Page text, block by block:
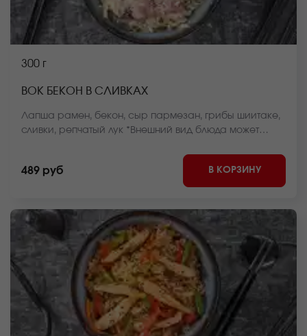
300 г
ВОК БЕКОН В СЛИВКАХ
Лапша рамен, бекон, сыр пармезан, грибы шиитаке,
сливки, репчатый лук *Внешний вид блюда может
489 руб В КОРЗИНУ